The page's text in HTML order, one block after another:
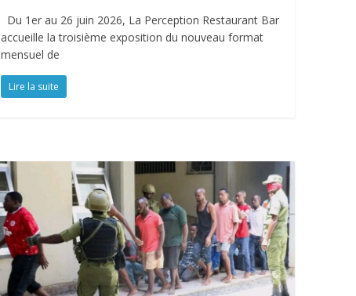
Du 1er au 26 juin 2026, La Perception Restaurant Bar
accueille la troisième exposition du nouveau format
mensuel de
Lire la suite